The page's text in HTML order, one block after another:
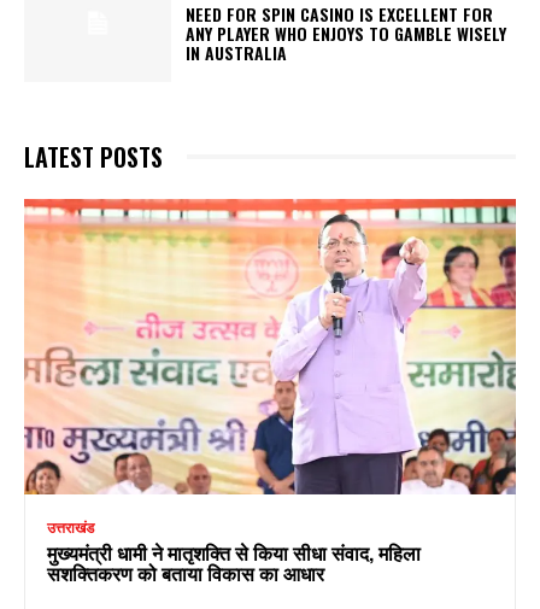
NEED FOR SPIN CASINO IS EXCELLENT FOR
ANY PLAYER WHO ENJOYS TO GAMBLE WISELY
IN AUSTRALIA
LATEST POSTS
उत्तराखंड
मुख्यमंत्री धामी ने मातृशक्ति से किया सीधा संवाद, महिला
सशक्तिकरण को बताया विकास का आधार